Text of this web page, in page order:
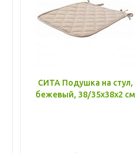
СИТА Подушка на стул,
бежевый, 38/35x38x2 см